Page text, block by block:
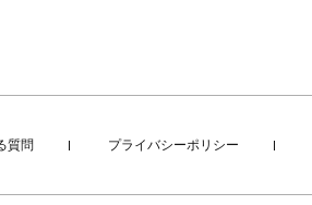
質問 プライバシーポリシー